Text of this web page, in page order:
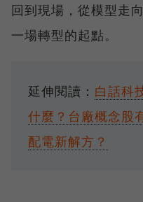
回到現場，從模型走
一場轉型的起點。
延伸閱讀： 白話科
什麼？台廠概念股
配電新解方？